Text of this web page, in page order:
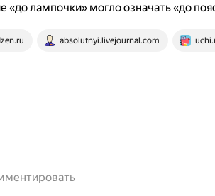
лампочки» могло означать «до
absolutnyi.livejournal.com